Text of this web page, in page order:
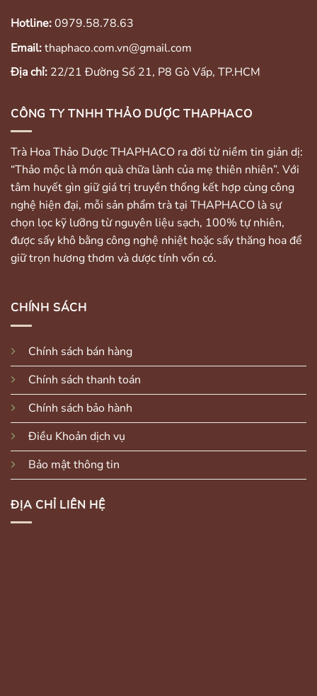
Hotline:0979.58.78.63
Email:thaphaco.com.vn@gmail.com
Địa chỉ: 22/21 Đường Số 21, P8 Gò Vấp, TP.HCM
CÔNG TY TNHH THẢO DƯỢC THAPHACO
Trà Hoa Thảo Dược THAPHACO ra đời từ niềm tin giản dị:
“Thảo mộc là món quà chữa lành của mẹ thiên nhiên”. Với
tâm huyết gìn giữ giá trị truyền thống kết hợp cùng công
nghệ hiện đại, mỗi sản phẩm trà tại THAPHACO là sự
chọn lọc kỹ lưỡng từ nguyên liệu sạch, 100% tự nhiên,
được sấy khô bằng công nghệ nhiệt hoặc sấy thăng hoa để
giữ trọn hương thơm và dược tính vốn có.
CHÍNH SÁCH
Chính sách bán hàng
Chính sách thanh toán
Chính sách bảo hành
Điều Khoản dịch vụ
Bảo mật thông tin
ĐỊA CHỈ LIÊN HỆ